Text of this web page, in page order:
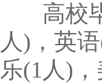
高校毕
人)，英
乐(1人)